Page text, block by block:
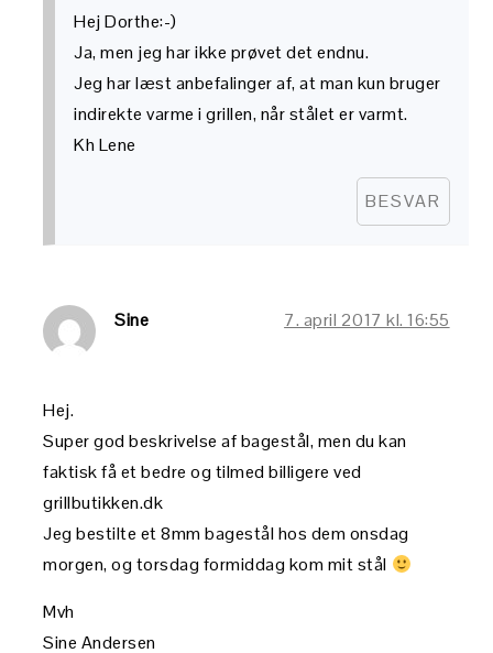
Hej Dorthe:-)
Ja, men jeg har ikke prøvet det endnu.
Jeg har læst anbefalinger af, at man kun bruger
indirekte varme i grillen, når stålet er varmt.
Kh Lene
BESVAR
Sine 7. april 2017 kl. 16:55
Hej.
Super god beskrivelse af bagestål, men du kan
faktisk få et bedre og tilmed billigere ved
grillbutikken.dk
Jeg bestilte et 8mm bagestål hos dem onsdag
morgen, og torsdag formiddag kom mit stål
Mvh
Sine Andersen